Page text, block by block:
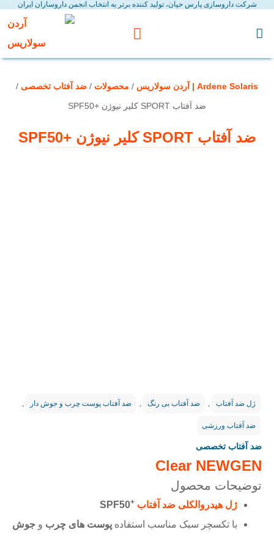
شرکت داروسازی پارس حیان، تولید کننده برتر به انتخاب انجمن داروسازان ایران
Ardene Solaris | آردن سولاریس / محصولات / ضد آفتاب تخصصی /
ضد آفتاب SPORT کلیر نیوژن +SPF50
ضد آفتاب SPORT کلیر نیوژن +SPF50
ژل ضد آفتاب , ضد آفتاب بی رنگ , ضد آفتاب پوست چرب و جوش دار ,
ضد آفتاب ورزشی
ضد آفتاب تخصصی
Clear NEWGEN
توضیحات محصول
ژل هیدروالکلی ضد آفتاب +
SPF50
با تکسچر سبک مناسب استفاده پوست های چرب و جوش